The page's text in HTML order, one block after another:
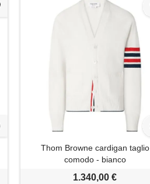
Thom Browne cardigan taglio
comodo - bianco
1.340,00 €